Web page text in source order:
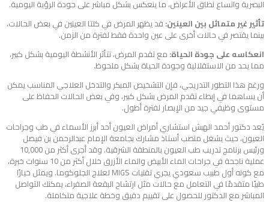
البصرية واتساع نطاق الأعراض، ما ينعكس بشكل مباشر على جودة الرؤية اليومية.
تأثير غير متماثل بين العينين: قد يظهر المرض في كلتا العينين في بعض الحالات،
بينما يقتصر في حالات أخرى على عين واحدة فقط لفترة من الزمن.
انعكاسه على جودة الحياة: مع تقدم المرض، تتأثر الأنشطة اليومية بشكل كبير،
مما يحد من الاستقلالية وجودة الحياة بشكل ملحوظ.
ورغم هذا التطور التدريجي، فإن التشخيص المبكر والتدخل العلاجي المناسب يمكن
أن يساهما في إبطاء تقدم المرض بشكل كبير، وفي بعض الحالات الحفاظ على
مستوى وظيفي جيد من الإبصار لفترة أطول.
يُعد دكتور أحمد الهبش استشاري أمراض العيون أحد أبرز الأسماء في طب وجراحات
العيون، حيث يشغل منصب أستاذ مشارك بجامعة الإمام عبدالرحمن بن فيصل
ورئيس برنامج تدريب طب العيون بالمنطقة الشرقية. وقد أجرى أكثر من 10,000
عملية ناجحة في جراحات الماء الأبيض والماء الأزرق خلال أكثر من 10 سنوات خبرة،
مع كونه أول طبيب سعودي يجري تقنيات MIGS لعلاج الجلوكوما. ويمثل خيارًا
طبيًا متقدمًا في التعامل مع حالات مثل ارتشاح البقعة الصفراء، يمكنك التواصل
المباشر مع الدكتور للحصول على تقييم دقيق وخطة علاجية متكاملة.